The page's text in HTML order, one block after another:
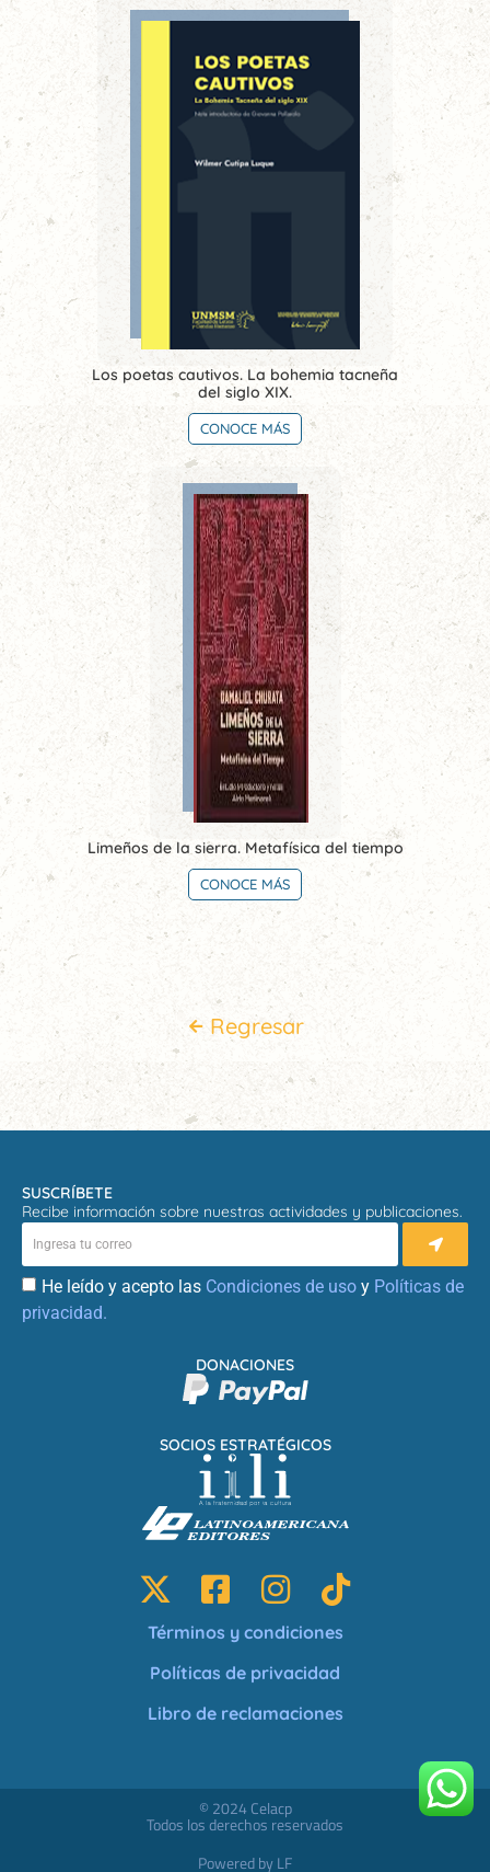
Los poetas cautivos. La bohemia tacneña
del siglo XIX.
CONOCE MÁS
Limeños de la sierra. Metafísica del tiempo
CONOCE MÁS
Regresar
SUSCRÍBETE
Recibe información sobre nuestras actividades y publicaciones.
He leído y acepto las Condiciones de uso y Políticas de
privacidad.
SOCIOS ESTRATÉGICOS
DONACIONES
Términos y condiciones
Políticas de privacidad
Libro de reclamaciones
© 2024 Celacp
Todos los derechos reservados
Powered by LF